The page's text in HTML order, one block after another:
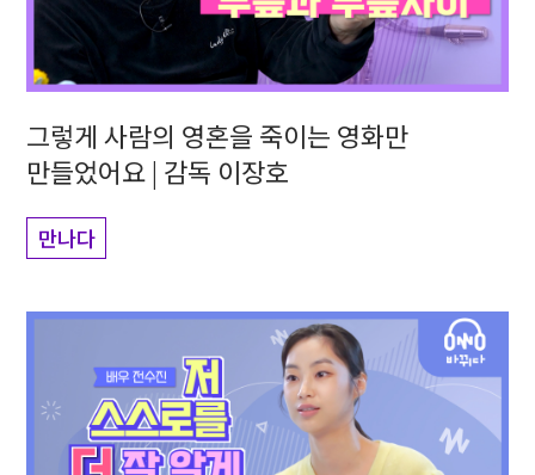
그렇게 사람의 영혼을 죽이는 영화만
만들었어요 | 감독 이장호
만나다